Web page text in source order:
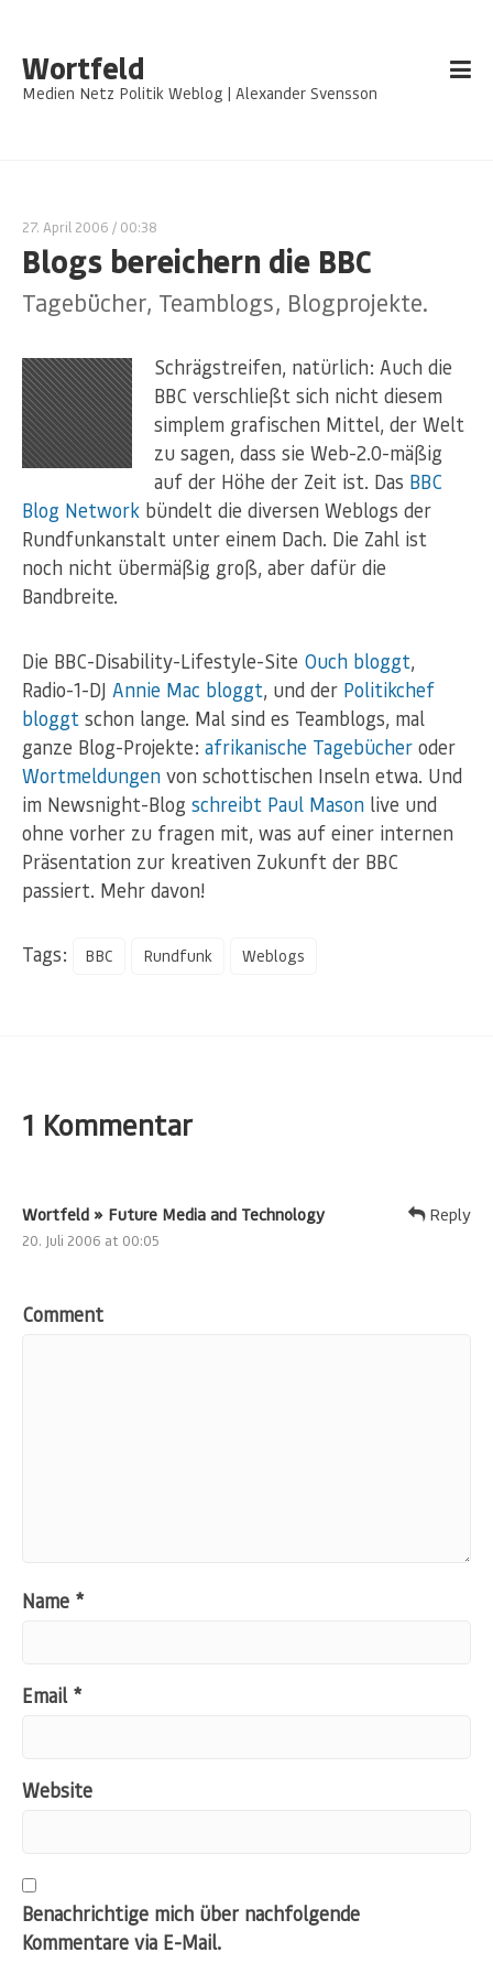
Wortfeld
Medien Netz Politik Weblog | Alexander Svensson
27. April 2006 / 00:38
Blogs bereichern die BBC
Tagebücher, Teamblogs, Blogprojekte.
Schrägstreifen, natürlich: Auch die
BBC verschließt sich nicht diesem
simplem grafischen Mittel, der Welt
zu sagen, dass sie Web-2.0-mäßig
auf der Höhe der Zeit ist. Das BBC
Blog Network bündelt die diversen Weblogs der
Rundfunkanstalt unter einem Dach. Die Zahl ist
noch nicht übermäßig groß, aber dafür die
Bandbreite.
Die BBC-Disability-Lifestyle-Site Ouch bloggt,
Radio-1-DJ Annie Mac bloggt, und der Politikchef
bloggt schon lange. Mal sind es Teamblogs, mal
ganze Blog-Projekte: afrikanische Tagebücher oder
Wortmeldungen von schottischen Inseln etwa. Und
im Newsnight-Blog schreibt Paul Mason live und
ohne vorher zu fragen mit, was auf einer internen
Präsentation zur kreativen Zukunft der BBC
passiert. Mehr davon!
Tags: BBC Rundfunk Weblogs
1 Kommentar
Wortfeld » Future Media and Technology
20. Juli 2006 at 00:05
Reply
Comment
Name *
Email *
Website
Benachrichtige mich über nachfolgende
Kommentare via E-Mail.